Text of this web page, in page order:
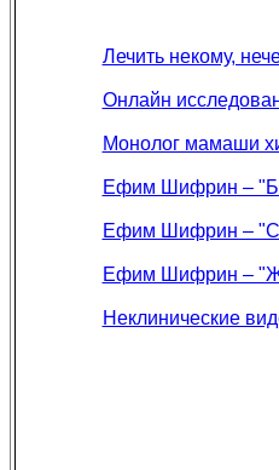
Лечить некому,
Онлайн
Монолог мамаши
Ефим Шифрин –
Ефим Шифрин –
Ефим Шифрин –
Неклинические